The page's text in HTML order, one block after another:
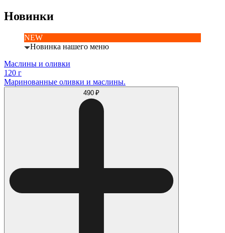
Новинки
NEW
Новинка нашего меню
Маслины и оливки
120 г
Маринованные оливки и маслины.
490 ₽